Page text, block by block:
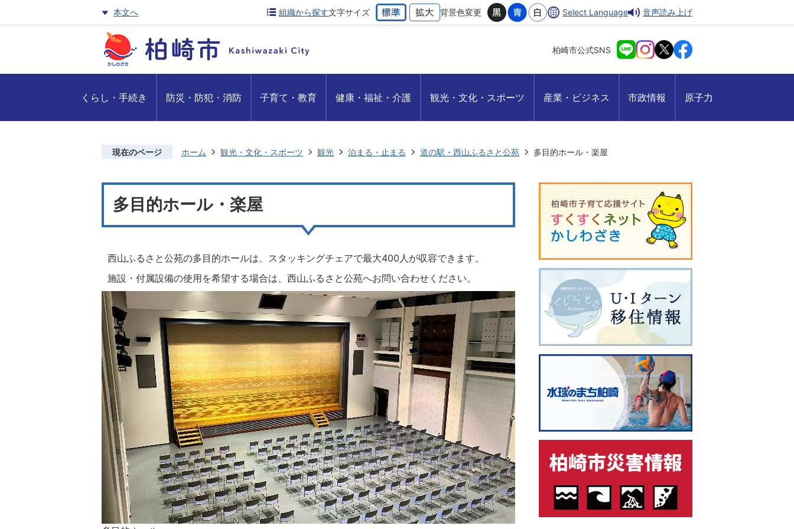
本文へ 組織から探す文字サイズ 背景色変更 Select Language 音声読み上げ
柏崎市公式SNS
くらし・手続き 防災・防犯・消防 子育て・教育 健康・福祉・介護 観光・文化・スポーツ 産業・ビジネス 市政情報 原子力
現在のページ ホーム 観光・文化・スポーツ 観光 泊まる・止まる 道の駅・西山ふるさと公苑 多目的ホール・楽屋
多目的ホール・楽屋
西山ふるさと公苑の多目的ホールは、スタッキングチェアで最大400人が収容できます。
施設・付属設備の使用を希望する場合は、西山ふるさと公苑へお問い合わせください。